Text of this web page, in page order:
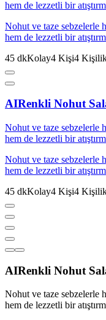
hem de lezzetli bir
Nohut ve taze sebzelerle
hem de lezzetli bir
45 dkKolay4 Kişi4
AIRenkli Nohut
Nohut ve taze sebzelerle
hem de lezzetli bir
Nohut ve taze sebzelerle
hem de lezzetli bir
45 dkKolay4 Kişi4
AIRenkli Nohut
Nohut ve taze sebzelerle
hem de lezzetli bir